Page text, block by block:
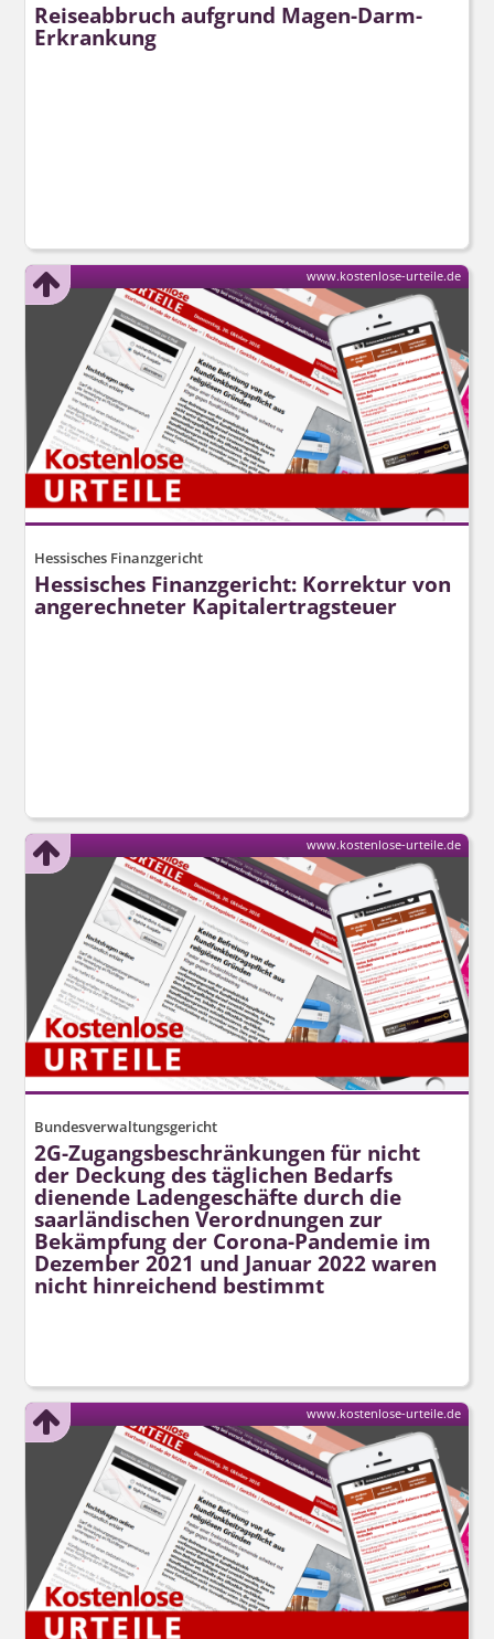
Reiseabbruch aufgrund Magen-Darm-
Erkrankung
Hessisches Finanzgericht
Hessisches Finanzgericht: Korrektur von
angerechneter Kapitalertragsteuer
www.kostenlose-urteile.de
Bundesverwaltungsgericht
2G-Zugangs­beschränkungen für nicht
der Deckung des täglichen Bedarfs
dienende Ladengeschäfte durch die
saarländischen Verordnungen zur
Bekämpfung der Corona-Pandemie im
Dezember 2021 und Januar 2022 waren
nicht hinreichend bestimmt
www.kostenlose-urteile.de
www.kostenlose-urteile.de